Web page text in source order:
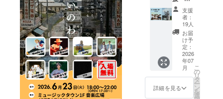
ただき
ますの
で、
メール
アドレ
スの入
力をお
願いし
ます。
付 ・子
どもた
ちへタ
オルプ
レゼン
ト（自
分1枚＋
1枚寄
付）
デザイ
ン ：
作成中
支援
者：
19人
お届
け予
定：
2026
年07
月
詳細を見る
こ
の
リ
タ
ー
ン
を
選